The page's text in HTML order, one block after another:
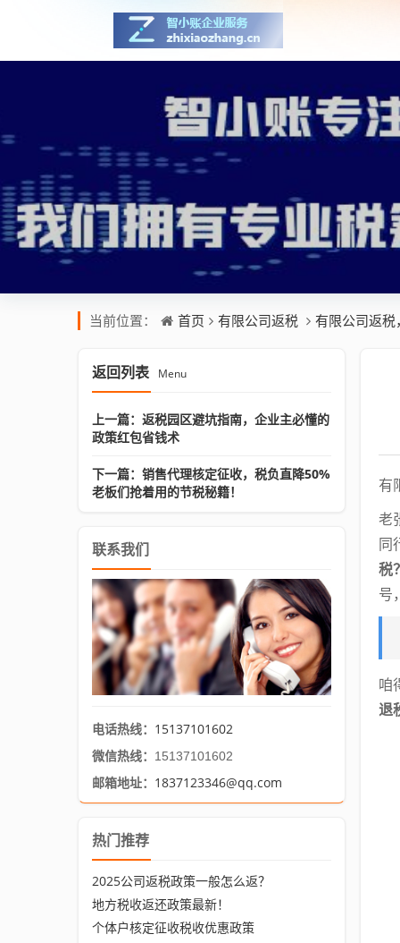
当前位置： 首页 有限公司返税 有限公司返
有
老
同
税
号
咱
退
返回列表 Menu
上一篇：返税园区避坑指南，企业主必懂的
政策红包省钱术
下一篇：销售代理核定征收，税负直降50%
老板们抢着用的节税秘籍！
联系我们
电话热线： 15137101602
微信热线： 15137101602
邮箱地址： 1837123346@qq.com
热门推荐
2025公司返税政策一般怎么返？
地方税收返还政策最新！
个体户核定征收税收优惠政策